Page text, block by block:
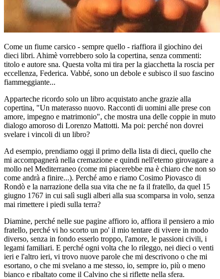
Come un fiume carsico - sempre quello - riaffiora il giochino dei
dieci libri. Ahimè vorrebbero solo la copertina, senza commenti:
titolo e autore sna. Questa volta mi tira per la giacchetta la roscia per
eccellenza, Federica. Vabbé, sono un debole e subisco il suo fascino
fiammeggiante...
Apparteche ricordo solo un libro acquistato anche grazie alla
copertina, "Un materasso nuovo. Racconti di uomini alle prese con
amore, impegno e matrimonio", che mostra una delle coppie in muto
dialogo amoroso di Lorenzo Mattotti. Ma poi: perché non dovrei
svelare i vincoli di un libro?
Ad esempio, prendiamo oggi il primo della lista di dieci, quello che
mi accompagnerà nella cremazione e quindi nell'eterno girovagare a
mollo nel Mediterraneo (come mi piacerebbe ma è chiaro che non so
come andrà a finire...). Perché amo e riamo Cosimo Piovasco di
Rondò e la narrazione della sua vita che ne fa il fratello, da quel 15
giugno 1767 in cui salì sugli alberi alla sua scomparsa in volo, senza
mai rimettere i piedi sulla terra?
Diamine, perché nelle sue pagine affioro io, affiora il pensiero a mio
fratello, perché vi ho scorto un po' il mio tentare di vivere in modo
diverso, senza in fondo esserlo troppo, l'amore, le passioni civili, i
legami familiari. E perché ogni volta che lo rileggo, nei dieci o venti
ieri e l'altro ieri, vi trovo nuove parole che mi descrivono o che mi
esortano, o che mi svelano a me stesso, io, sempre io, più o meno
bianco e ribaltato come il Calvino che si riflette nella sfera.